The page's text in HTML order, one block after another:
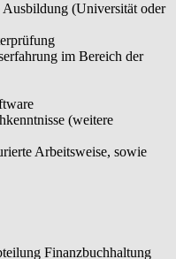
Ausbildung (Universität oder
im Bereich der
(weitere
Arbeitsweise, sowie
Finanzbuchhaltung